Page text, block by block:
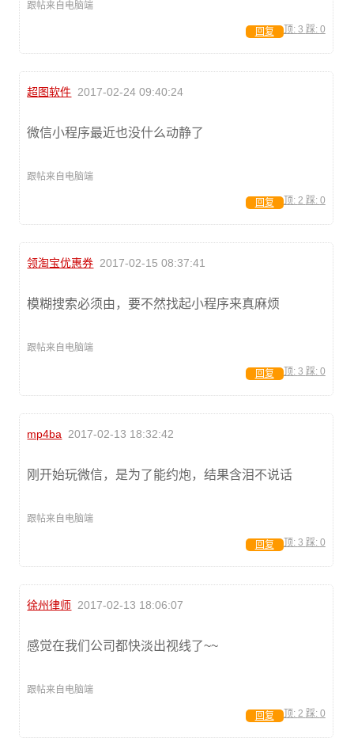
跟帖来自电脑端
顶: 3 踩: 0
回复
超图软件 2017-02-24 09:40:24
微信小程序最近也没什么动静了
跟帖来自电脑端
顶: 2 踩: 0
回复
领淘宝优惠券 2017-02-15 08:37:41
模糊搜索必须由，要不然找起小程序来真麻烦
跟帖来自电脑端
顶: 3 踩: 0
回复
mp4ba 2017-02-13 18:32:42
刚开始玩微信，是为了能约炮，结果含泪不说话
跟帖来自电脑端
顶: 3 踩: 0
回复
徐州律师 2017-02-13 18:06:07
感觉在我们公司都快淡出视线了~~
跟帖来自电脑端
顶: 2 踩: 0
回复